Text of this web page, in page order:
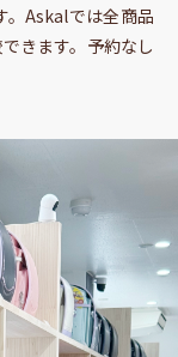
。Askalでは全商品
できます。予約なし